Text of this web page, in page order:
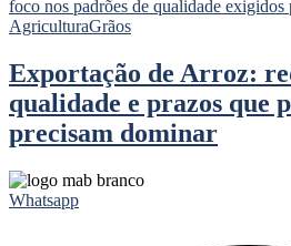
AgriculturaGrãos
Exportação de Arroz:
qualidade e prazos que
precisam dominar
Whatsapp